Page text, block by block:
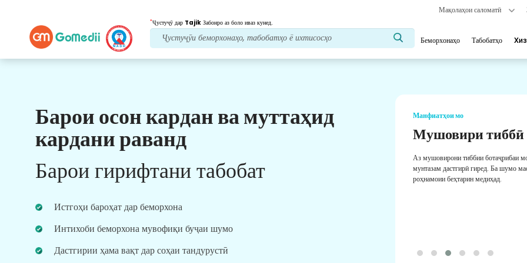
Мақолаҳои саломатӣ
*Ҷустуҷӯ дар Tajik Забонро аз боло иваз кунед.
Беморхонаҳо Табобатҳо
Барои осон кардан ва муттаҳид
кардани раванд
Барои гирифтани табобат
Истгоҳи бароҳат дар беморхона
Интихоби беморхона мувофиқи буҷаи шумо
Дастгирии ҳама вақт дар соҳаи тандурустӣ
Манфиатҳои мо
Пас аз табобат
нигоҳубини пайравӣ
Дастгирии тиббӣ ва беморонро 24x7 бо дастаи
бораи ниёзҳои табобати шумо.
Манфиатҳои мо
Мушовири тиббӣ
Аз мушовирони тиббии ботаҷрибаи
мунтазам дастгирӣ гиред. Ба шумо
роҳнамоии беҳтарин медиҳад.